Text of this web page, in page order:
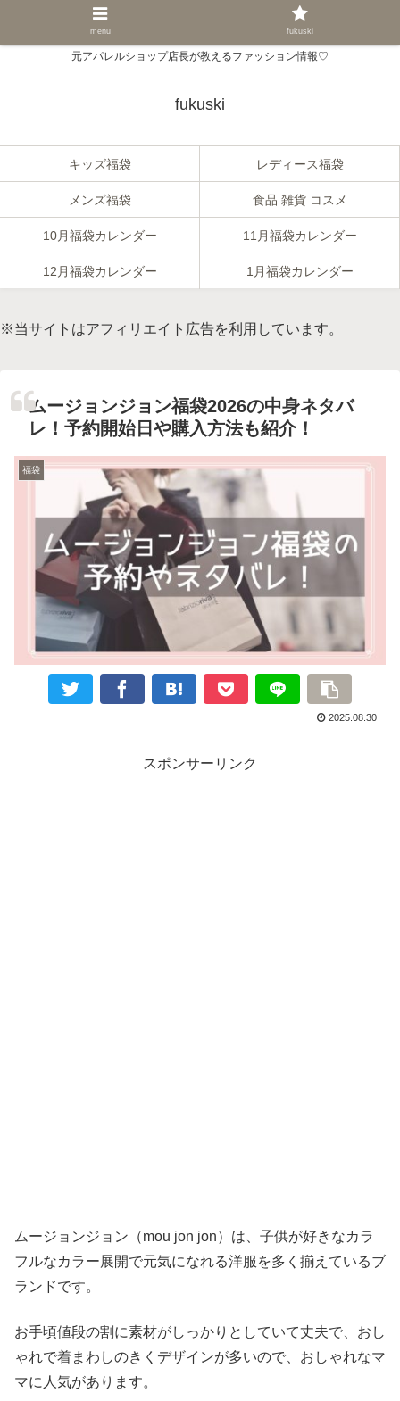
元アパレルショップ店長が教えるファッション情報♡
fukuski
キッズ福袋 レディース福袋
メンズ福袋 食品 雑貨 コスメ
10月福袋カレンダー 11月福袋カレンダー
12月福袋カレンダー 1月福袋カレンダー
※当サイトはアフィリエイト広告を利用しています。
ムージョンジョン福袋2026の中身ネタバ
レ！予約開始日や購入方法も紹介！
福袋
2025.08.30
スポンサーリンク
ムージョンジョン（mou jon jon）は、子供が好きなカラ
フルなカラー展開で元気になれる洋服を多く揃えているブ
ランドです。
お手頃値段の割に素材がしっかりとしていて丈夫で、おし
ゃれで着まわしのきくデザインが多いので、おしゃれなマ
マに人気があります。
menu fukuski